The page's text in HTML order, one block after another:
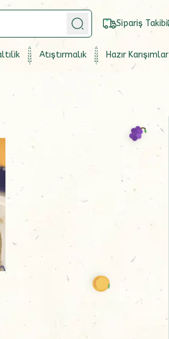
Sipariş Takibi
Atıştırmalık Hazır Karışımlar